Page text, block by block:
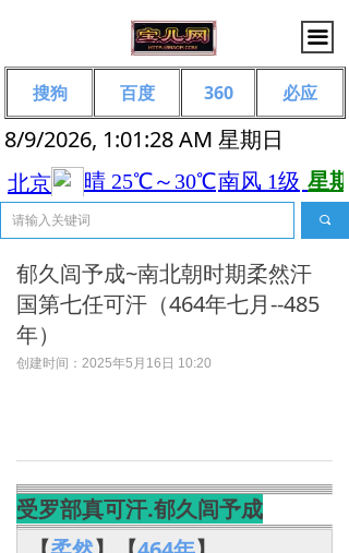
끀
8/9/2026, 1:01:29 AM 星期日
끠
搜狗 百度 360 必应
郁久闾予成~南北朝时期柔然汗
国第七任可汗（464年七月--485
年）
创建时间： 2025年5月16日 10:20
受罗部真可汗.郁久闾予成